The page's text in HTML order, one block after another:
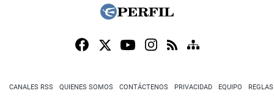
CANALES RSS QUIENES SOMOS CONTÁCTENOS PRIVACIDAD EQUIPO